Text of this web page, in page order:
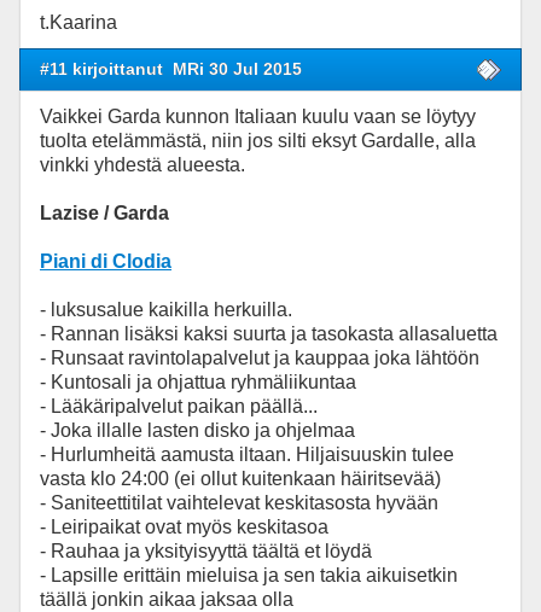
t.Kaarina
#11 kirjoittanut MRi 30 Jul 2015
Vaikkei Garda kunnon Italiaan kuulu vaan se löytyy
tuolta etelämmästä, niin jos silti eksyt Gardalle, alla
vinkki yhdestä alueesta.
Lazise / Garda
Piani di Clodia
- luksusalue kaikilla herkuilla.
- Rannan lisäksi kaksi suurta ja tasokasta allasaluetta
- Runsaat ravintolapalvelut ja kauppaa joka lähtöön
- Kuntosali ja ohjattua ryhmäliikuntaa
- Lääkäripalvelut paikan päällä...
- Joka illalle lasten disko ja ohjelmaa
- Hurlumheitä aamusta iltaan. Hiljaisuuskin tulee
vasta klo 24:00 (ei ollut kuitenkaan häiritsevää)
- Saniteettitilat vaihtelevat keskitasosta hyvään
- Leiripaikat ovat myös keskitasoa
- Rauhaa ja yksityisyyttä täältä et löydä
- Lapsille erittäin mieluisa ja sen takia aikuisetkin
täällä jonkin aikaa jaksaa olla